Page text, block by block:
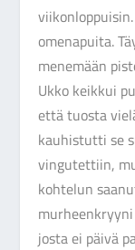
omenapuita.
menemään
Ukko keikkui
että tuosta
kauhistutti se
vingutettiin,
kohtelun
josta ei päivä